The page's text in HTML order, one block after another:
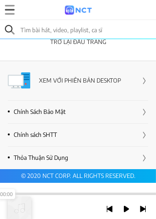
TRỞ LẠI ĐẦU TRANG
XEM VỚI PHIÊN BẢN DESKTOP
Chính Sách Bảo Mật
Chính sách SHTT
Thỏa Thuận Sử Dụng
© 2020 NCT CORP. ALL RIGHTS RESERVED.
00:00